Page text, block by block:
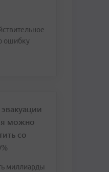
ошибку
можно
со
миллиарды